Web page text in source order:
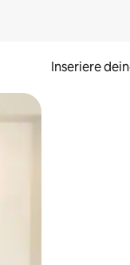
Inseriere